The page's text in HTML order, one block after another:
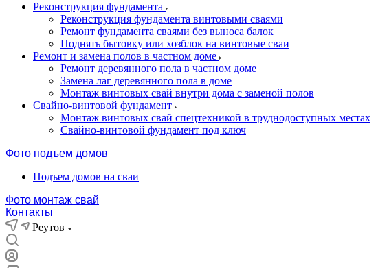
Реконструкция фундамента
Реконструкция фундамента винтовыми сваями
Ремонт фундамента сваями без выноса балок
Поднять бытовку или хозблок на винтовые сваи
Ремонт и замена полов в частном доме
Ремонт деревянного пола в частном доме
Замена лаг деревянного пола в доме
Монтаж винтовых свай внутри дома с заменой полов
Свайно-винтовой фундамент
Монтаж винтовых свай спецтехникой в труднодоступных местах
Свайно-винтовой фундамент под ключ
Фото подъем домов
Подъем домов на сваи
Фото монтаж свай
Контакты
Реутов